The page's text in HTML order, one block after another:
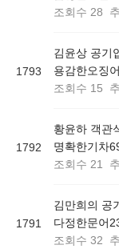
조회수 28
1793
용감한오징
조회수 15
1792
황윤하 객관
명확한기차
조회수 21
1791
김만희의 공
다정한문어
조회수 32